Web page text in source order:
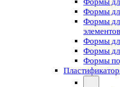
Формы
Формы
элементов
Формы
Формы
Формы